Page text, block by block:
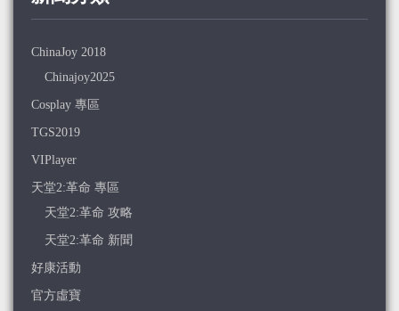
ChinaJoy 2018
Chinajoy2025
Cosplay 專區
TGS2019
VIPlayer
天堂2:革命 專區
天堂2:革命 攻略
天堂2:革命 新聞
好康活動
官方虛寶